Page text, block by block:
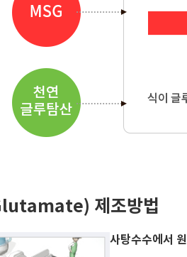
제조방법
사탕수수에서